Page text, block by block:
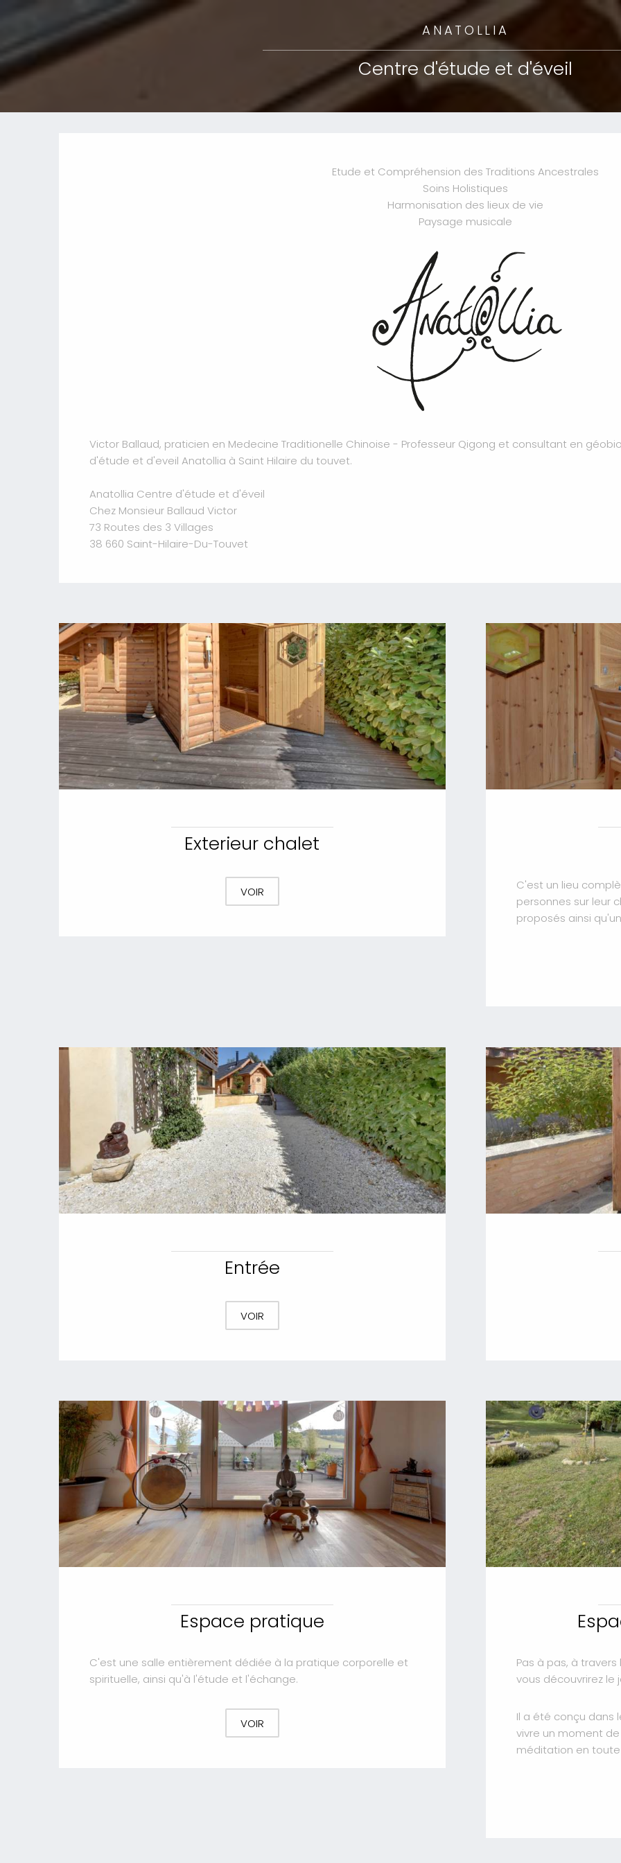
ANATOLLIA
Centre d'étude et d'éveil
Etude et Compréhension des Traditions Ancestrales
Soins Holistiques
Harmonisation des lieux de vie
Paysage musicale
Victor Ballaud, praticien en Medecine Traditionelle Chinoise - Professeur Qigong et consultant en
d'étude et d'eveil Anatollia à Saint Hilaire du touvet.
Anatollia Centre d'étude et d'éveil
Chez Monsieur Ballaud Victor
73 Routes des 3 Villages
38 660 Saint-Hilaire-Du-Touvet
Exterieur chalet
VOIR
C'est un lieu
personnes sur leur
proposés ainsi
Entrée
VOIR
Espace pratique
C'est une salle entièrement dédiée à la pratique corporelle et
spirituelle, ainsi qu'à l'étude et l'échange.
VOIR
Pas à pas, à
vous découvrirez le
Il a été conçu dans
vivre un moment
méditation en